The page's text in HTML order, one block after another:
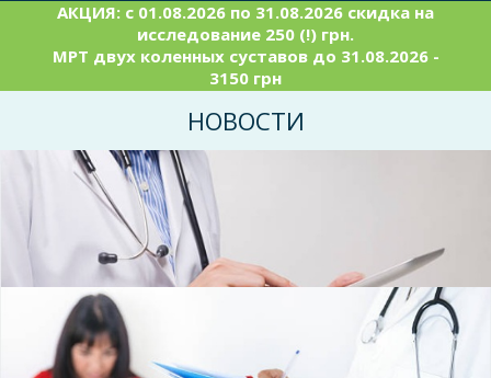
АКЦИЯ: с 01.08.2026 по 31.08.2026 скидка на
исследование 250 (!) грн.
МРТ двух коленных суставов до 31.08.2026 -
3150 грн
НОВОСТИ